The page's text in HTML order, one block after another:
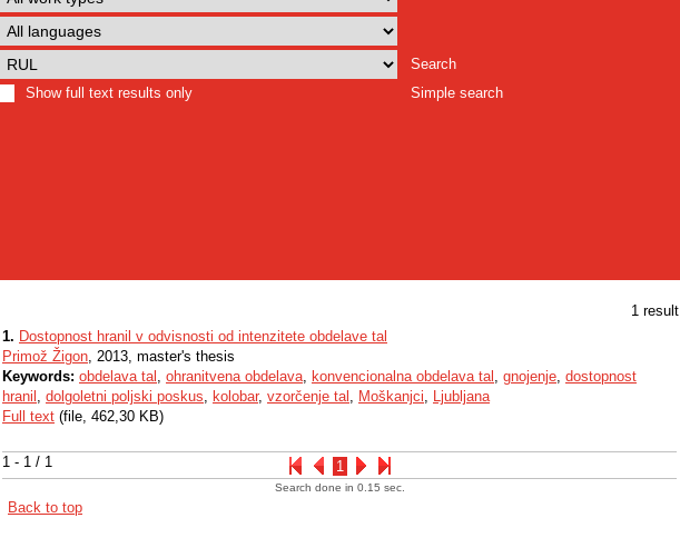
Search
Show full text results only
Simple search
1 result
1 - 1 / 1 1
1. Dostopnost hranil v odvisnosti od intenzitete obdelave tal
Primož Žigon, 2013, master's thesis
Keywords: obdelava tal , ohranitvena obdelava, konvencionalna obdelava tal , gnojenje, dostopnost
hranil , dolgoletni poljski poskus, kolobar, vzorčenje tal , Moškanjci, Ljubljana
Full text (file, 462,30 KB)
Search done in 0.15 sec.
Back to top